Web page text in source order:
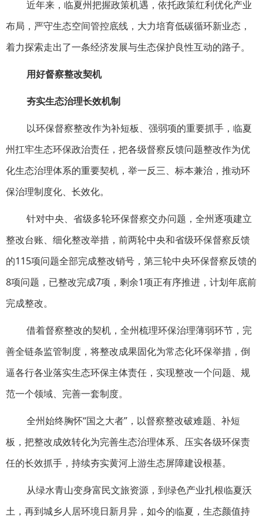
近年来，临夏州把握政策机遇，依托政策红利优化产业
布局，严守生态空间管控底线，大力培育低碳循环新业态，
着力探索走出了一条经济发展与生态保护良性互动的路子。
用好督察整改契机
夯实生态治理长效机制
以环保督察整改作为补短板、强弱项的重要抓手，临夏
州扛牢生态环保政治责任，把各级督察反馈问题整改作为优
化生态治理体系的重要契机，举一反三、标本兼治，推动环
保治理制度化、长效化。
针对中央、省级多轮环保督察交办问题，全州逐项建立
整改台账、细化整改举措，前两轮中央和省级环保督察反馈
的115项问题全部完成整改销号，第三轮中央环保督察反馈的
8项问题，已整改完成7项，剩余1项正有序推进，计划年底前
完成整改。
借着督察整改的契机，全州梳理环保治理薄弱环节，完
善全链条监管制度，将整改成果固化为常态化环保举措，倒
逼各行各业落实生态环保主体责任，实现整改一个问题、规
范一个领域、完善一套制度。
全州始终胸怀“国之大者”，以督察整改破难题、补短
板，把整改成效转化为完善生态治理体系、压实各级环保责
任的长效抓手，持续夯实黄河上游生态屏障建设根基。
从绿水青山变身富民文旅资源，到绿色产业扎根临夏沃
土，再到城乡人居环境日新月异，如今的临夏，生态颜值持